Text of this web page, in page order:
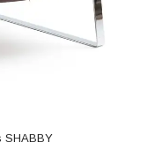
SHABBY